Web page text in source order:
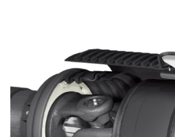
Moteurs à pistons radiaux
Moteurs Orbitaux Fabriqués
Systèmes de couplage
Contrôle